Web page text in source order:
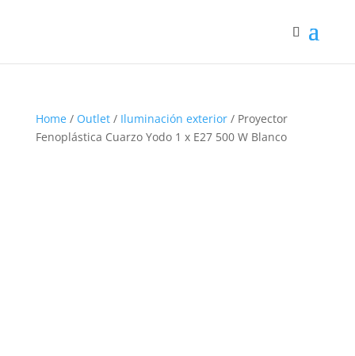
Home/ Outlet/ Iluminación exterior/ Proyector
Fenoplástica Cuarzo Yodo 1 x E27 500 W Blanco